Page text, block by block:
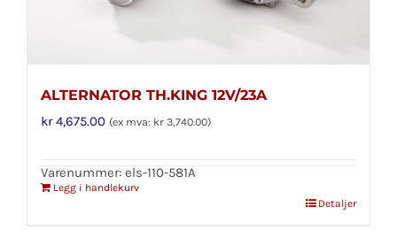
ALTERNATOR TH.KING 12V/23A
kr4,675.00 (ex mva: kr 3,740.00)
Varenummer: els-110-581A
Legg i handlekurv
Detaljer